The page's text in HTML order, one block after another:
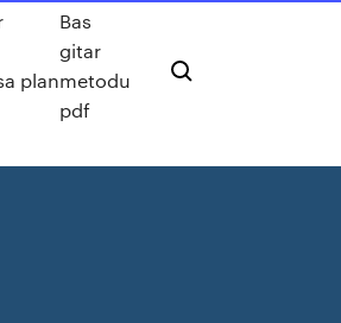
plan
Bas
gitar
metodu
pdf